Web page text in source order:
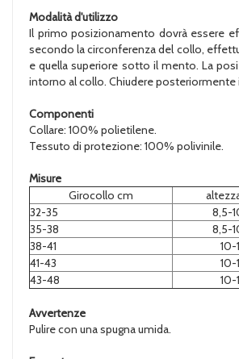
Modalità d'utilizzo
Il primo posizionamento dovrà essere
secondo la circonferenza del collo,
e quella superiore sotto il mento. La
intorno al collo. Chiudere posteriormente
Componenti
Collare: 100% polietilene.
Tessuto di protezione: 100% polivinile.
Misure
Girocollo cm
32-35
8,5-
35-38
8,5-
38-41
10-
41-43
10-
43-48
10-
Avvertenze
Pulire con una spugna umida.